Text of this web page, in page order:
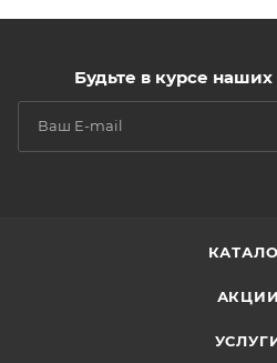
Будьте в курсе
АКЦИИ